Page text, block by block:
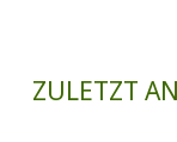
ZULETZT